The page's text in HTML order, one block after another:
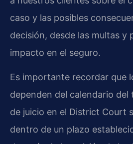
caso y las posibles
decisión, desde las multas y
impacto en el seguro.
Es importante recordar que
dependen del calendario del
de juicio en el District Court
dentro de un plazo